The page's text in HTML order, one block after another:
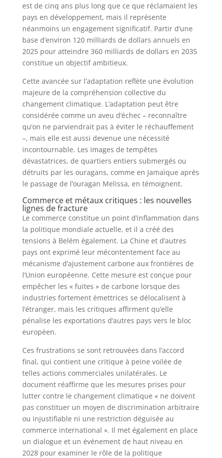
est de cinq ans plus long que ce que réclamaient les
pays en développement, mais il représente
néanmoins un engagement significatif. Partir d’une
base d’environ 120 milliards de dollars annuels en
2025 pour atteindre 360 milliards de dollars en 2035
constitue un objectif ambitieux.
Cette avancée sur l’adaptation reflète une évolution
majeure de la compréhension collective du
changement climatique. L’adaptation peut être
considérée comme un aveu d’échec – reconnaître
qu’on ne parviendrait pas à éviter le réchauffement
–, mais elle est aussi devenue une nécessité
incontournable. Les images de tempêtes
dévastatrices, de quartiers entiers submergés ou
détruits par les ouragans, comme en Jamaïque après
le passage de l’ouragan Melissa, en témoignent.
Commerce et métaux critiques : les nouvelles
lignes de fracture
Le commerce constitue un point d’inflammation dans
la politique mondiale actuelle, et il a créé des
tensions à Belém également. La Chine et d’autres
pays ont exprimé leur mécontentement face au
mécanisme d’ajustement carbone aux frontières de
l’Union européenne. Cette mesure est conçue pour
empêcher les « fuites » de carbone lorsque des
industries fortement émettrices se délocalisent à
l’étranger, mais les critiques affirment qu’elle
pénalise les exportations d’autres pays vers le bloc
européen.
Ces frustrations se sont retrouvées dans l’accord
final, qui contient une critique à peine voilée de
telles actions commerciales unilatérales. Le
document réaffirme que les mesures prises pour
lutter contre le changement climatique « ne doivent
pas constituer un moyen de discrimination arbitraire
ou injustifiable ni une restriction déguisée au
commerce international ». Il met également en place
un dialogue et un événement de haut niveau en
2028 pour examiner le rôle de la politique